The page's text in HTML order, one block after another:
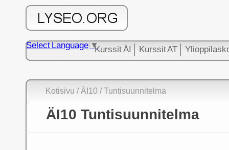
Kurssit ÄI Kurssit AT
Select Language ▼
Kotisivu /ÄI10 / Tuntisuunnitelma
ÄI10 Tuntisuunnitelma